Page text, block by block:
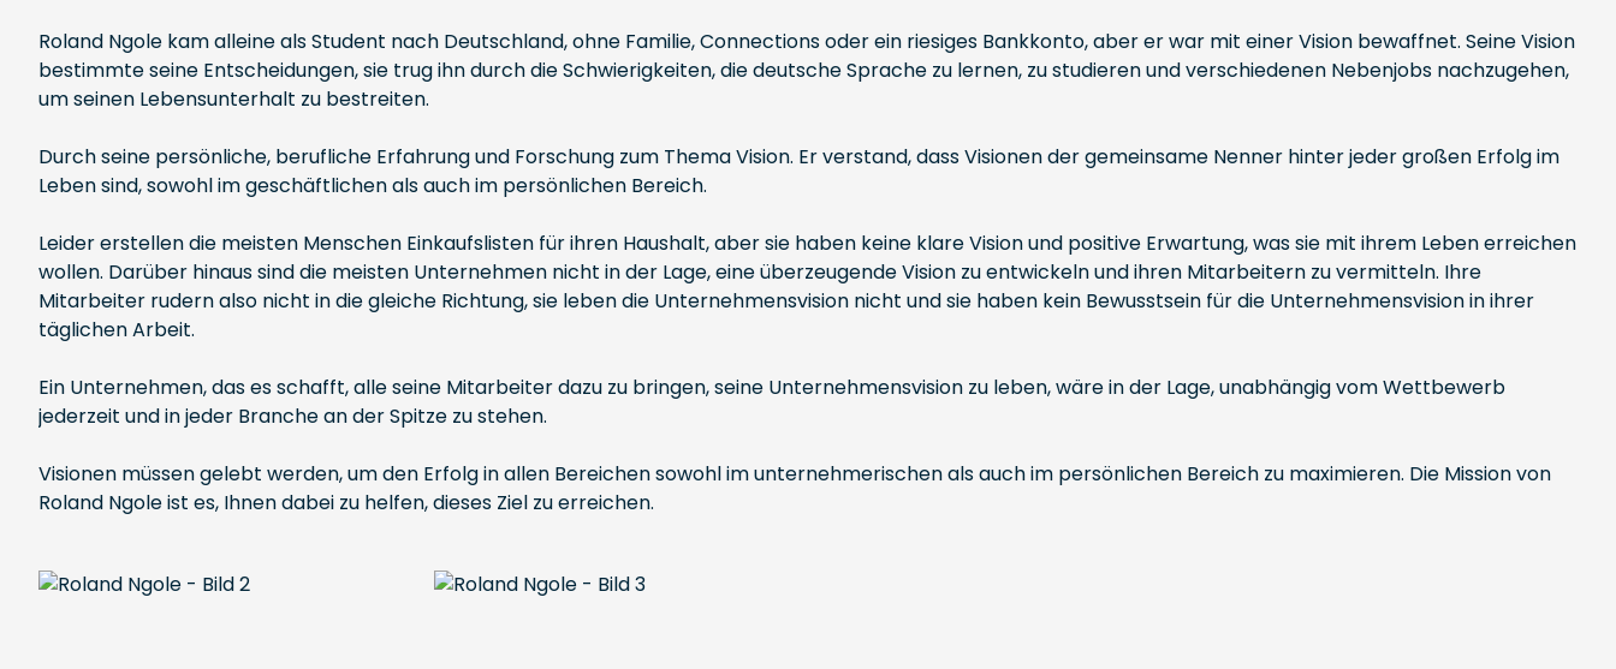
Roland Ngole kam alleine als Student nach Deutschland, ohne Familie, Connections oder ein riesiges Bankkonto, aber er war mit einer Vision bewaffnet. Seine Vision
bestimmte seine Entscheidungen, sie trug ihn durch die Schwierigkeiten, die deutsche Sprache zu lernen, zu studieren und verschiedenen Nebenjobs nachzugehen,
um seinen Lebensunterhalt zu bestreiten.
Durch seine persönliche, berufliche Erfahrung und Forschung zum Thema Vision. Er verstand, dass Visionen der gemeinsame Nenner hinter jeder großen Erfolg im
Leben sind, sowohl im geschäftlichen als auch im persönlichen Bereich.
Leider erstellen die meisten Menschen Einkaufslisten für ihren Haushalt, aber sie haben keine klare Vision und positive Erwartung, was sie mit ihrem Leben erreichen
wollen. Darüber hinaus sind die meisten Unternehmen nicht in der Lage, eine überzeugende Vision zu entwickeln und ihren Mitarbeitern zu vermitteln. Ihre
Mitarbeiter rudern also nicht in die gleiche Richtung, sie leben die Unternehmensvision nicht und sie haben kein Bewusstsein für die Unternehmensvision in ihrer
täglichen Arbeit.
Ein Unternehmen, das es schafft, alle seine Mitarbeiter dazu zu bringen, seine Unternehmensvision zu leben, wäre in der Lage, unabhängig vom Wettbewerb
jederzeit und in jeder Branche an der Spitze zu stehen.
Visionen müssen gelebt werden, um den Erfolg in allen Bereichen sowohl im unternehmerischen als auch im persönlichen Bereich zu maximieren. Die Mission von
Roland Ngole ist es, Ihnen dabei zu helfen, dieses Ziel zu erreichen.